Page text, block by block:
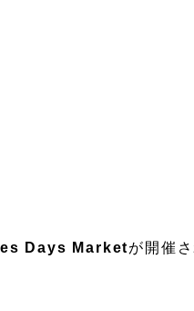
Days Marketが開催